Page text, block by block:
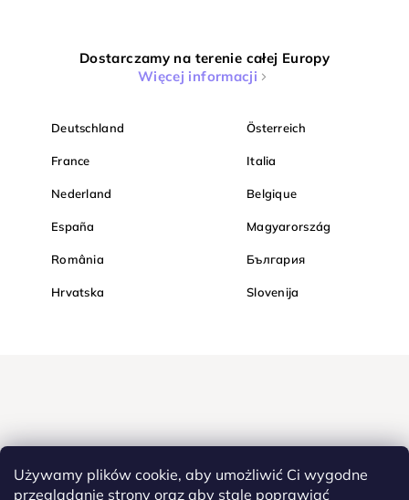
Używamy plików cookie, aby umożliwić Ci wygodne
przeglądanie strony oraz aby stale poprawiać
Dostarczamy na terenie całej Europy
Więcej informacji
Deutschland Österreich
France Italia
Nederland Belgique
España Magyarország
România България
Hrvatska Slovenija